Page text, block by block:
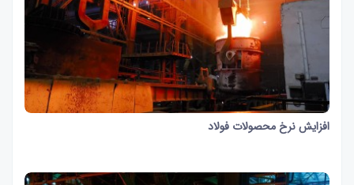
1 دقیقه و 8 ثانیه
1397
افزایش نرخ محصولات فولاد